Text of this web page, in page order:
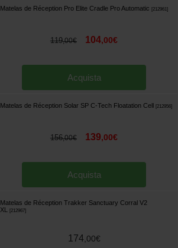
Matelas de Réception Pro Elite Cradle Pro Automatic [212961]
119,00€ 104,00€
Acquista
Matelas de Réception Solar SP C-Tech Floatation Cell [212956]
156,00€ 139,00€
Acquista
Matelas de Réception Trakker Sanctuary Corral V2
XL
[212967]
174 00€